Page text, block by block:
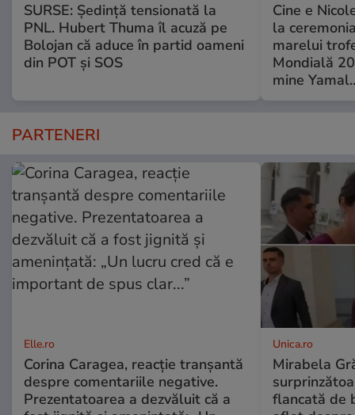
SURSE: Ședință tensionată la
PNL. Hubert Thuma îl acuză pe
Bolojan că aduce în partid oameni
din POT și SOS
Cine e
la
marelui
Mondială
mine
PARTENERI
Elle.ro
Corina Caragea, reacție tranșantă
despre comentariile negative.
Prezentatoarea a dezvăluit că a
Unica.ro
Mirabela
flancată de